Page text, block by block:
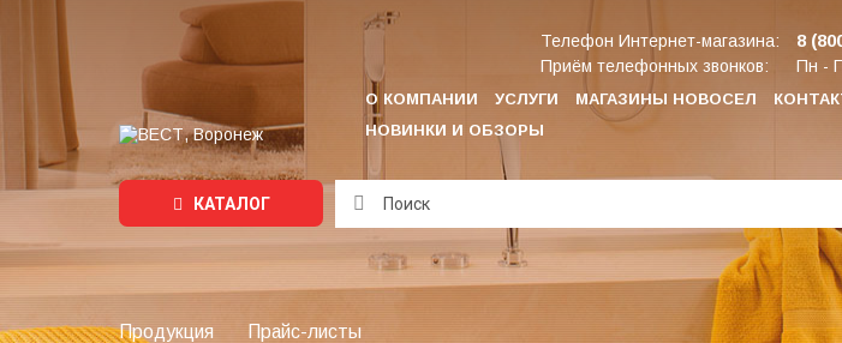
О КОМПАНИИ УСЛУГИ МАГАЗИНЫ НОВОСЕЛ
НОВИНКИ И ОБЗОРЫ
Телефон Интернет-магазина: 8
Приём телефонных звонков: Пн -
КАТАЛОГ
Подождите...
Продукция Прайс-листы